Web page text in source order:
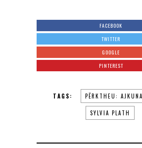
FACEBOOK
TWITTER
GOOGLE
PINTEREST
TAGS: PËRKTHEU:
SYLVIA PLATH